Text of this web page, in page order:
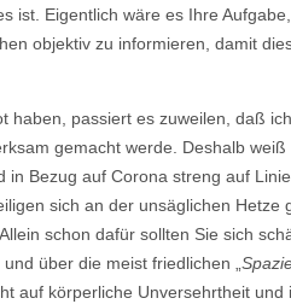
ist. Eigentlich wäre es Ihre
objektiv zu informieren, damit
haben, passiert es zuweilen, daß
gemacht werde. Deshalb
in Bezug auf Corona streng auf
sich an der unsäglichen Hetze
schon dafür sollten Sie sich
über die meist friedlichen „
auf körperliche Unversehrtheit